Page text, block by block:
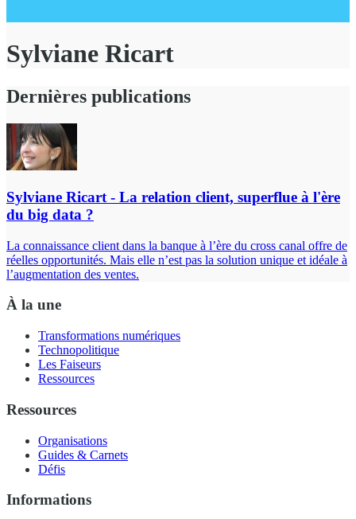
Sylviane Ricart
Dernières publications
Sylviane Ricart - La relation client, superflue à l'ère
du big data ?
La connaissance client dans la banque à l’ère du cross canal offre de
réelles opportunités. Mais elle n’est pas la solution unique et idéale à
l’augmentation des ventes.
À la une
Transformations numériques
Technopolitique
Les Faiseurs
Ressources
Ressources
Organisations
Guides & Carnets
Défis
Informations